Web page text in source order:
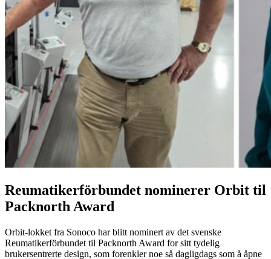
Reumatikerförbundet nominerer Orbit til
Packnorth Award
Orbit-lokket fra Sonoco har blitt nominert av det svenske
Reumatikerförbundet til Packnorth Award for sitt tydelig
brukersentrerte design, som forenkler noe så dagligdags som å åpne